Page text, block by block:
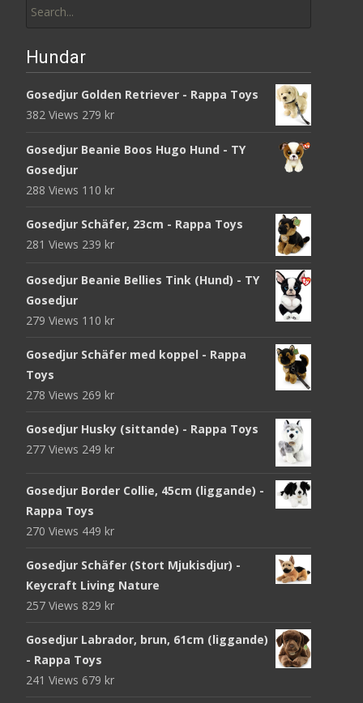
for:
Hundar
Gosedjur Golden Retriever - Rappa Toys
382 Views 279 kr
Gosedjur Beanie Boos Hugo Hund - TY
Gosedjur
288 Views 110 kr
Gosedjur Schäfer, 23cm - Rappa Toys
281 Views 239 kr
Gosedjur Beanie Bellies Tink (Hund) - TY
Gosedjur
279 Views 110 kr
Gosedjur Schäfer med koppel - Rappa
Toys
278 Views 269 kr
Gosedjur Husky (sittande) - Rappa Toys
277 Views 249 kr
Gosedjur Border Collie, 45cm (liggande) -
Rappa Toys
270 Views 449 kr
Gosedjur Schäfer (Stort Mjukisdjur) -
Keycraft Living Nature
257 Views 829 kr
Gosedjur Labrador, brun, 61cm (liggande)
- Rappa Toys
241 Views 679 kr